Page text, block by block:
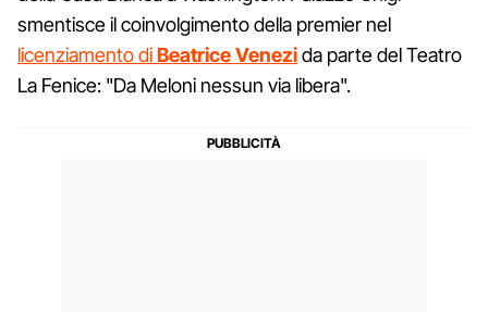
smentisce il coinvolgimento della premier nel
licenziamento diBeatrice Venezida parte del Teatro
La Fenice: "Da Meloni nessun via libera".